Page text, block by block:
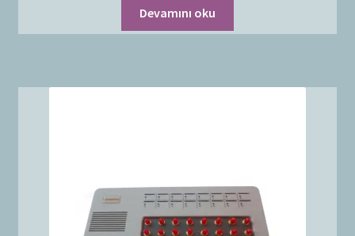
Devamını oku